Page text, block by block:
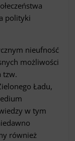
polityki
nieufność
możliwości
tzw.
Ładu,
w tym
również